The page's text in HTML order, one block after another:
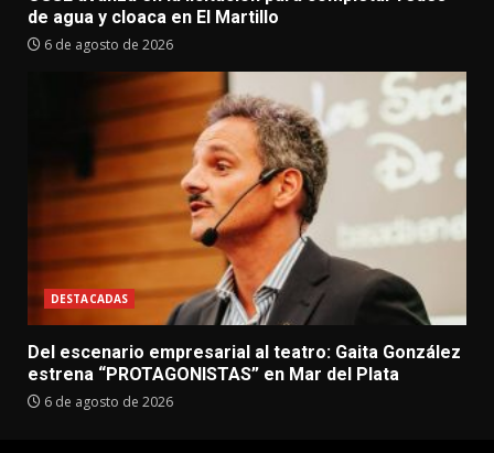
de agua y cloaca en El Martillo
6 de agosto de 2026
DESTACADAS
Del escenario empresarial al teatro: Gaita González
estrena “PROTAGONISTAS” en Mar del Plata
6 de agosto de 2026